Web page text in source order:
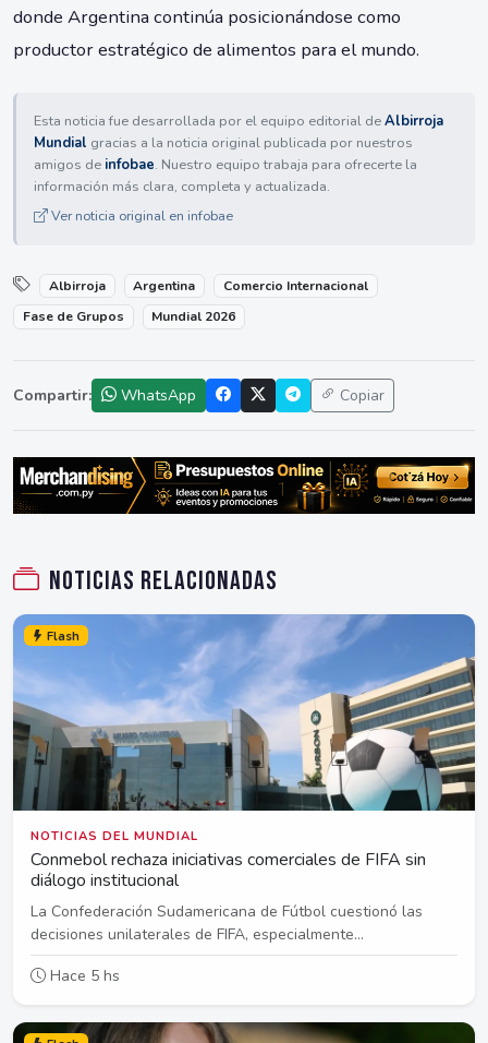
donde Argentina continúa posicionándose como
productor estratégico de alimentos para el mundo.
Esta noticia fue desarrollada por el equipo editorial deAlbirroja
Mundial gracias a la noticia original publicada por nuestros
amigos de infobae. Nuestro equipo trabaja para ofrecerte la
información más clara, completa y actualizada.
Ver noticia original en infobae
Albirroja Argentina
Comercio Internacional
Fase de Grupos
Mundial 2026
Compartir: WhatsApp Copiar
Noticias relacionadas
Flash
NOTICIAS DEL MUNDIAL
Conmebol rechaza iniciativas comerciales de FIFA sin
diálogo institucional
La Confederación Sudamericana de Fútbol cuestionó las
decisiones unilaterales de FIFA, especialmente...
Hace 5 hs